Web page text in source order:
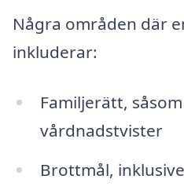
Några områden där
inkluderar:
Familjerätt,
vårdnadstvister
Brottmål,